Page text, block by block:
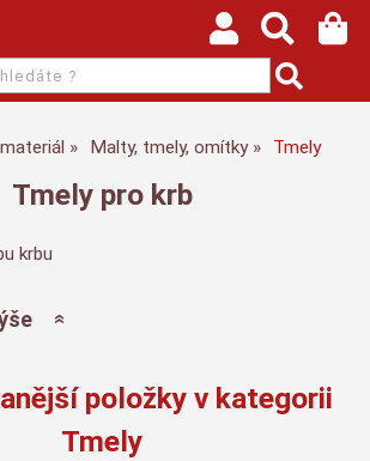
Malty, tmely, omítky Tmely
Tmely pro krb
krbu
položky v kategorii
Tmely